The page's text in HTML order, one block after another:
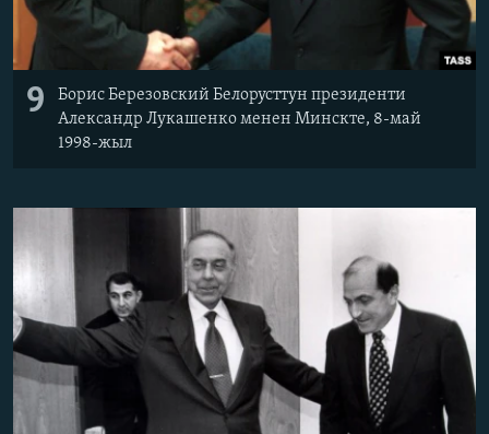
9
Борис Березовский Белорусттун президенти
Александр Лукашенко менен Минскте, 8-май
1998-жыл